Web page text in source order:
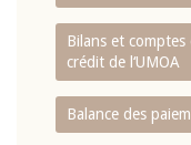
Bilans et
crédit de l‘UMOA
Balance des